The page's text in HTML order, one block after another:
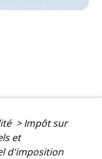
> Impôt sur
et
d'imposition